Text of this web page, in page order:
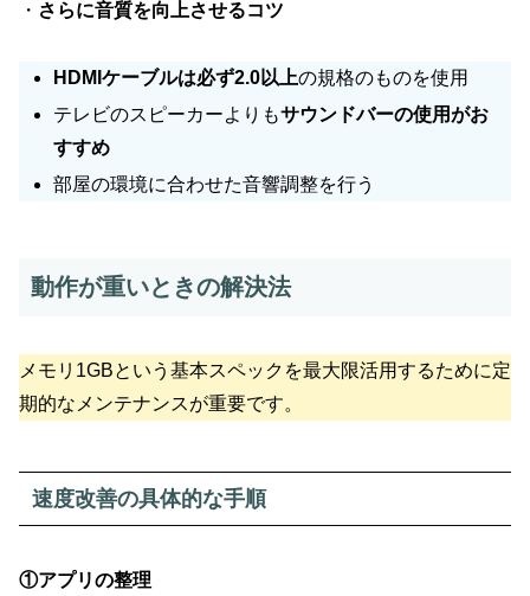
・ さらに音質を向上させるコツ
HDMIケーブルは必ず2.0以上の規格のものを使用
テレビのスピーカーよりもサウンドバーの使用がお
すすめ
部屋の環境に合わせた音響調整を行う
動作が重いときの解決法
メモリ1GBという基本スペックを最大限活用するために定
期的なメンテナンスが重要です。
速度改善の具体的な手順
①アプリの整理